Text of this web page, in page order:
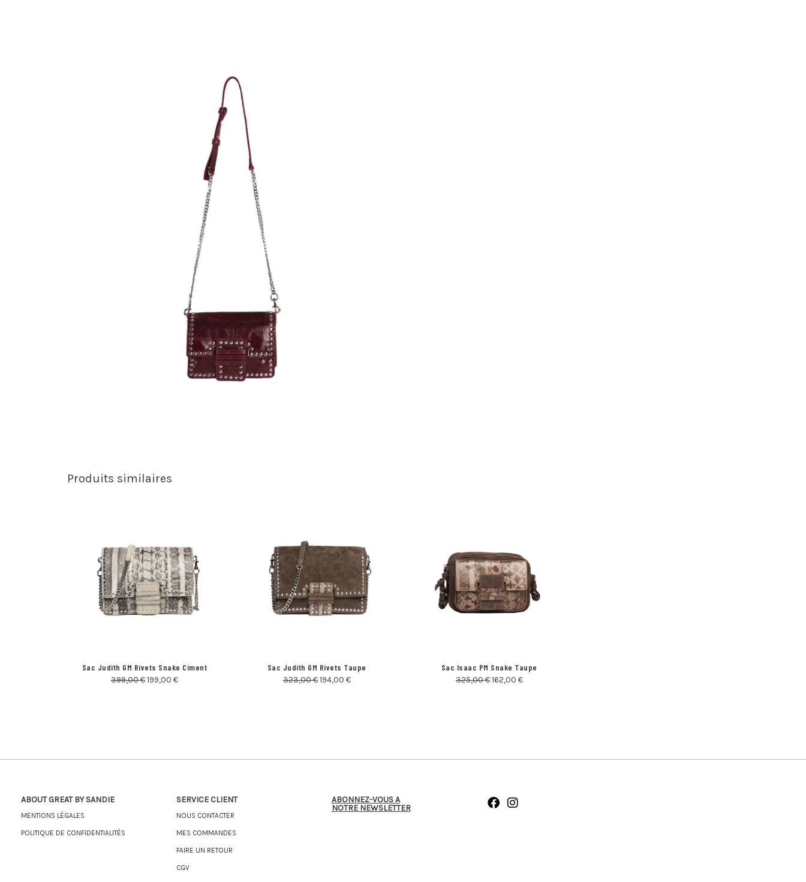
Produits similaires
Sac Judith GM Rivets Snake Ciment
399,00€199,00 €
Sac Judith GM Rivets Taupe
323,00€194,00 €
Sac Isaac PM Snake Taupe
325,00€162,00 €
ABOUT GREAT BY SANDIE
MENTIONS LÉGALES
POLITIQUE DE CONFIDENTIALITÉS
SERVICE CLIENT
NOUS CONTACTER
MES COMMANDES
FAIRE UN RETOUR
CGV
ABONNEZ-VOUS A
NOTRE NEWSLETTER